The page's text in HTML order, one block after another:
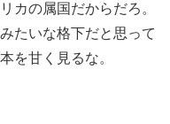
カの属国だからだろ。
たいな格下だと思って
を甘く見るな。